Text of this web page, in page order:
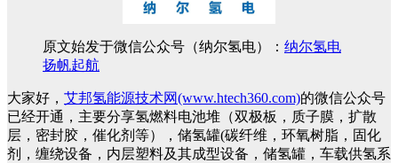
原文始发于微信公众号（纳尔氢电）： 纳尔氢电
扬帆起航
大家好， 艾邦氢能源技术网(www.htech360.com)的微信公众号
已经开通，主要分享氢燃料电池堆（双极板，质子膜，扩散
层，密封胶，催化剂等），储氢罐(碳纤维，环氧树脂，固化
剂，缠绕设备，内层塑料及其成型设备，储氢罐，车载供氢系